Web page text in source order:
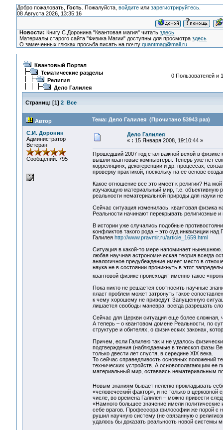
Добро пожаловать, Гость. Пожалуйста, войдитеили зарегистрируйтесь.
08 Августа 2026, 13:35:16
Новости: Книгу С.Доронина "Квантовая магия" читатьздесь
Материалы старого сайта "Физика Магии" доступны для просмотраздесь
О замеченных глюках просьба писать на почтуquantmag@mail.ru
Квантовый Портал
Тематические разделы
Религия
Дело Галилея
0 Пользователей и
Страниц: [1] 2 Все
Автор Тема: Дело Галилея (Прочитано 53943 раз)
С.И. Доронин
Администратор
Ветеран
Сообщений: 795
Дело Галилея
« : 15 Января 2008, 19:10:44 »
Прошедший 2007 год стал важной вехой в физике
вышли квантовые компьютеры. Теперь уже нет
корреляциях, декогеренции и др. процессах,
проверку практикой, поскольку на ее основе
Какое отношение все это имеет к религии? На
изучающую материальный мир, т.е. объективную
реальности нематериальной природы для науки
Сейчас ситуация изменилась, квантовая физика
Реальности начинают перекрывать религиозные
В истории уже случались подобные
конфликтов такого рода – это суд инквизиции
Галилея http://www.pravmir.ru/article_1659.html
Ситуация в какой-то мере напоминает нынешнюю.
любая научная астрономическая теория всегда
аналогичное предубеждение имеет место в
наука не в состоянии проникнуть в этот
квантовой физике происходит именно такое
Пока никто не решается соотносить научные
пласт проблем может затронуть такое
к чему хорошему не приведут. Запущенную
лишается свободы маневра, всегда разрешать
Сейчас для Церкви ситуация еще более сложная,
А теперь – о квантовом домене Реальности, по
структуре и обителях, о физических законах,
Причем, если Галилею так и не удалось
подтверждения (наблюдаемые в телескоп фазы
только двести лет спустя, в середине XIX века.
То сейчас справедливость основных положений
технических устройств. А основополагающим ее
материальный мир, оставаясь нематериальным
Новым знаниям бывает нелегко прокладывать
«человеческий фактор», и не только в
числе, во времена Галилея – можно привести
«Намного большее значение имели
себе врагов. Профессора философии же порой с
рушил научную систему (не связанную с
удалось бы доказать реальность новой системы